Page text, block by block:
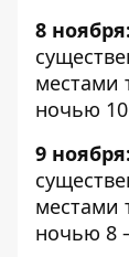
8 ноября:
местами
ночью
9 ноября:
местами
ночью 8